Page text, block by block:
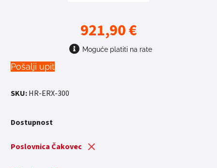
921,90€
Moguće platiti na rate
Pošalji upit
SKU:HR-ERX-300
Dostupnost
Poslovnica Čakovec